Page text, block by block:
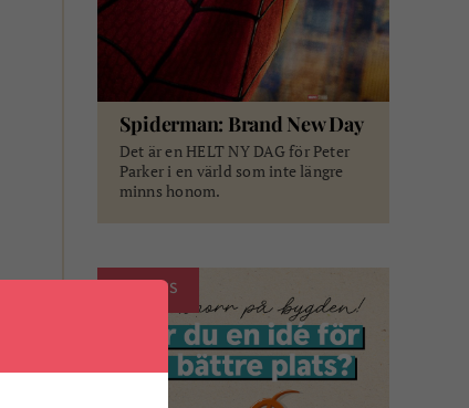
Spiderman: Brand New Day
Det är en HELT NY DAG för Peter
Parker i en värld som inte längre
minns honom.
ANNONS